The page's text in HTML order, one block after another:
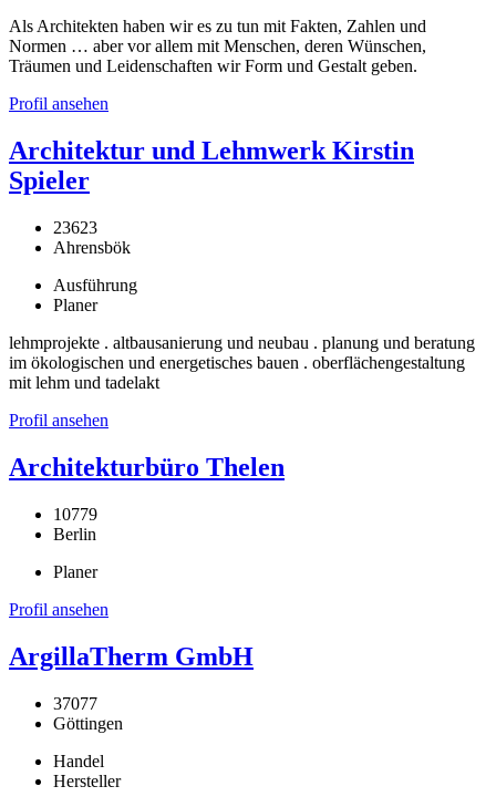
Als Architekten haben wir es zu tun mit Fakten, Zahlen und
Normen … aber vor allem mit Menschen, deren Wünschen,
Träumen und Leidenschaften wir Form und Gestalt geben.
Profil ansehen
Architektur und Lehmwerk Kirstin
Spieler
23623
Ahrensbök
Ausführung
Planer
lehmprojekte . altbausanierung und neubau . planung und beratung
im ökologischen und energetisches bauen . oberflächengestaltung
mit lehm und tadelakt
Profil ansehen
Architekturbüro Thelen
10779
Berlin
Planer
Profil ansehen
ArgillaTherm GmbH
37077
Göttingen
Handel
Hersteller